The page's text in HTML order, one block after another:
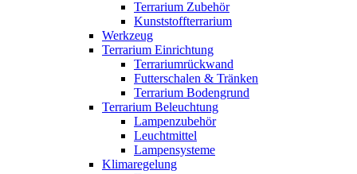
Terrarium Zubehör
Kunststoffterrarium
Werkzeug
Terrarium Einrichtung
Terrariumrückwand
Futterschalen & Tränken
Terrarium Bodengrund
Terrarium Beleuchtung
Lampenzubehör
Leuchtmittel
Lampensysteme
Klimaregelung